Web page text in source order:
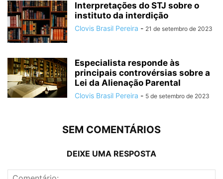
Interpretações do STJ sobre o
instituto da interdição
Clovis Brasil Pereira - 21 de setembro de 2023
Especialista responde às
principais controvérsias sobre a
Lei da Alienação Parental
Clovis Brasil Pereira - 5 de setembro de 2023
SEM COMENTÁRIOS
DEIXE UMA RESPOSTA